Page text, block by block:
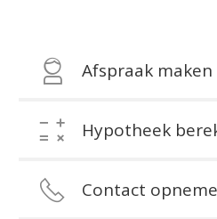
Afspraak maken
Hypotheek
Contact